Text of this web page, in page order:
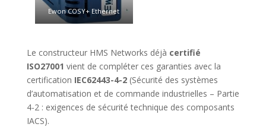
Ewon COSY+ Ethernet
Le constructeur HMS Networks déjà certifié
ISO27001 vient de compléter ces garanties avec la
certification IEC62443-4-2 (Sécurité des systèmes
d’automatisation et de commande industrielles – Partie
4-2 : exigences de sécurité technique des composants
IACS).